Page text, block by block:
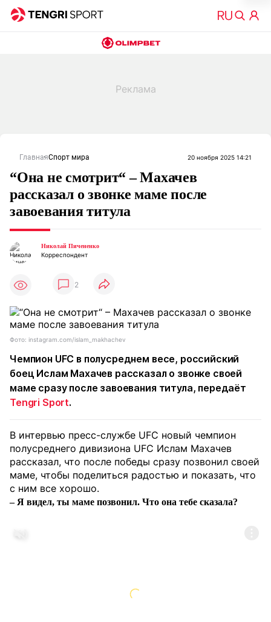
ГлавнаяСпорт мира 20 ноября 2025 14:21
“Она не смотрит“ – Махачев
рассказал о звонке маме после
завоевания титула
Николай Пичененко
Корреспондент
2
Фото: instagram.com/islam_makhachev
Чемпион UFC в полусреднем весе, российский
боец Ислам Махачев рассказал о звонке своей
маме сразу после завоевания титула, передаёт
Tengri Sport.
В интервью пресс-службе UFC новый чемпион
полусреднего дивизиона UFC Ислам Махачев
рассказал, что после победы сразу позвонил своей
маме, чтобы поделиться радостью и показать, что
с ним все хорошо.
– Я видел, ты маме позвонил. Что она тебе сказала?